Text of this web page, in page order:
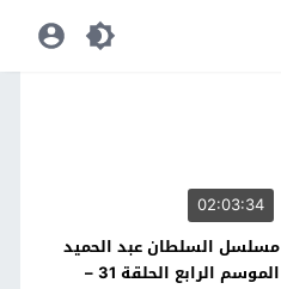
02:03:34
مسلسل السلطان عبد الحميد
الموسم الرابع الحلقة 31 –